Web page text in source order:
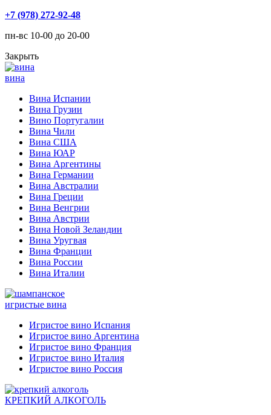
+7 (978) 272-92-48
пн-вс 10-00 до 20-00
Закрыть
вина
Вина Испании
Вина Грузии
Вино Португалии
Вина Чили
Вина США
Вина ЮАР
Вина Аргентины
Вина Германии
Вина Австралии
Вина Греции
Вина Венгрии
Вина Австрии
Вина Новой Зеландии
Вина Уругвая
Вина Франции
Вина России
Вина Италии
игристые вина
Игристое вино Испания
Игристое вино Аргентина
Игристое вино Франция
Игристое вино Италия
Игристое вино Россия
КРЕПКИЙ АЛКОГОЛЬ